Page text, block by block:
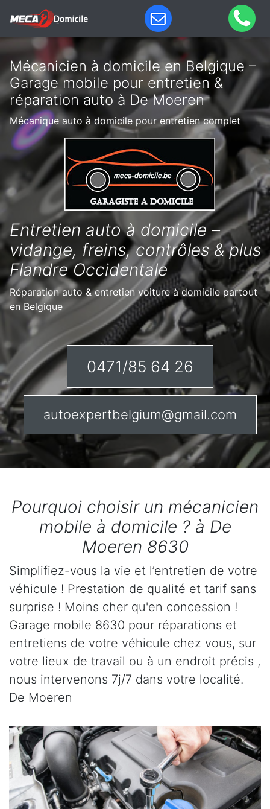
Mécanicien à domicile en Belgique –
Garage mobile pour entretien &
réparation auto à De Moeren
Mécanique auto à domicile pour entretien complet
Entretien auto à domicile –
vidange, freins, contrôles & plus
Flandre Occidentale
Réparation auto & entretien voiture à domicile partout
en Belgique
0471/85 64 26
autoexpertbelgium@gmail.com
Pourquoi choisir un mécanicien
mobile à domicile ? à De
Moeren 8630
Simplifiez-vous la vie et l’entretien de votre
véhicule ! Prestation de qualité et tarif sans
surprise ! Moins cher qu'en concession !
Garage mobile 8630 pour réparations et
entretiens de votre véhicule chez vous, sur
votre lieux de travail ou à un endroit précis ,
nous intervenons 7j/7 dans votre localité.
De Moeren